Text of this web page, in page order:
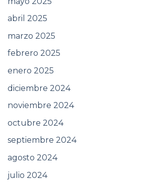
abril 2025
marzo 2025
febrero 2025
enero 2025
diciembre 2024
noviembre 2024
octubre 2024
septiembre 2024
agosto 2024
julio 2024